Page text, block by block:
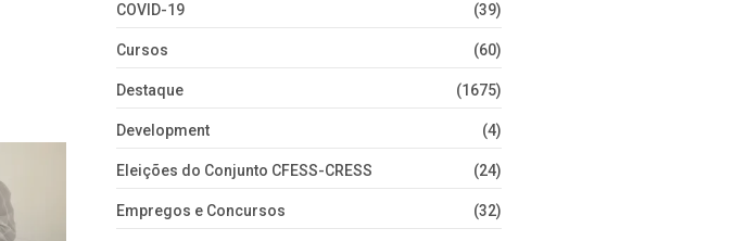
COVID-19 (39)
Cursos (60)
Destaque (1675)
Development (4)
Eleições do Conjunto CFESS-CRESS (24)
Empregos e Concursos (32)